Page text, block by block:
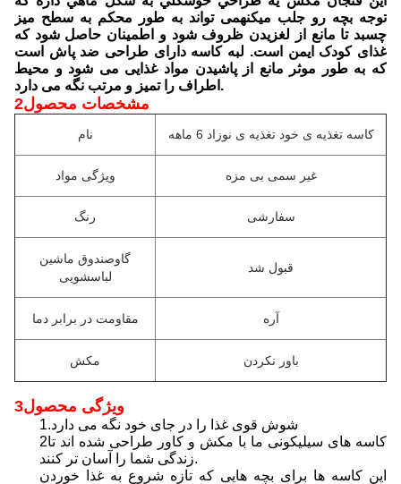
توجه بچه رو جلب ميکنهمی تواند به طور محکم به سطح میز
چسبد تا مانع از لغزیدن ظروف شود و اطمینان حاصل شود که
غذای کودک ایمن است. لبه کاسه دارای طراحی ضد پاش است
که به طور موثر مانع از پاشیدن مواد غذایی می شود و محیط
اطراف را تمیز و مرتب نگه می دارد.
2مشخصات محصول
نام کاسه تغذیه ی خود تغذیه ی نوزاد 6 ماهه
ویژگی مواد غیر سمی بی مزه
رنگ سفارشی
گاوصندوق ماشین
لباسشویی
قبول شد
مقاومت در برابر دما آره
مکش باور نکردن
3ویژگی محصول
1.شوش قوی غذا را در جای خود نگه می دارد
2کاسه های سیلیکونی ما با مکش و کاور طراحی شده اند تا
زندگی شما را آسان تر کنند.
این کاسه ها برای بچه هایی که تازه شروع به غذا خوردن